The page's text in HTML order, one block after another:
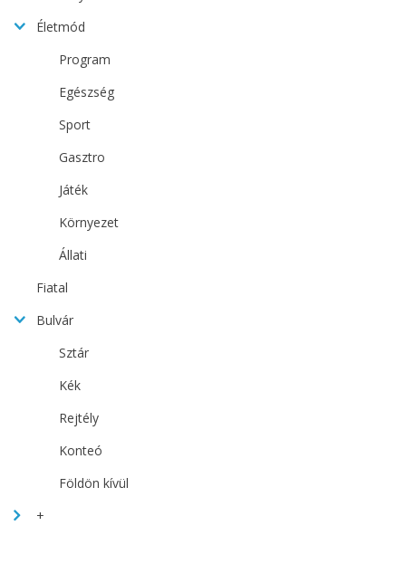
Életmód
Program
Egészség
Sport
Gasztro
Játék
Környezet
Állati
Fiatal
Bulvár
Sztár
Kék
Rejtély
Konteó
Földön kívül
+